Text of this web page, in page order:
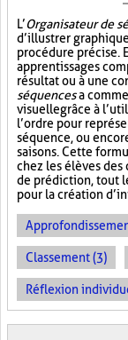
L’Organisateur de
d’illustrer
procédure précise.
apprentissages
résultat ou à une
séquencesa
visuellegrâce à
l’ordre pour
séquence, ou
saisons. Cette
chez les élèves des
de prédiction, tout
pour la création
Classement (3)
Réflexion